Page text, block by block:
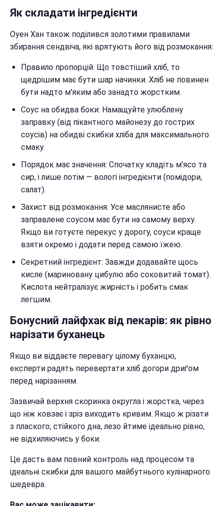
Як складати інгредієнти
Оуен Хан також поділився золотими правилами
збирання сендвіча, які врятують його від розмокання:
Правило пропорцій: Що товстіший хліб, то
щедрішим має бути шар начинки. Хліб не повинен
бути надто м'яким або занадто жорстким.
Соус на обидва боки: Намащуйте улюблену
заправку (від пікантного майонезу до гострих
соусів) на обидві скибки хліба для максимального
смаку.
Порядок має значення: Спочатку кладіть м'ясо та
сир, і лише потім — вологі інгредієнти (помідори,
салат).
Захист від розмокання: Усе маслянисте або
заправлене соусом має бути на самому верху.
Якщо ви готуєте перекус у дорогу, соуси краще
взяти окремо і додати перед самою їжею.
Секретний інгредієнт: Завжди додавайте щось
кисле (мариновану цибулю або соковитий томат).
Кислота нейтралізує жирність і робить смак
легшим.
Бонусний лайфхак від пекарів: як рівно
нарізати буханець
Якщо ви віддаєте перевагу цілому буханцю,
експерти радять перевертати хліб догори дриґом
перед нарізанням.
Зазвичай верхня скоринка округла і жорстка, через
що ніж ковзає і зріз виходить кривим. Якщо ж різати
з плаского, стійкого дна, лезо йтиме ідеально рівно,
не відхиляючись у боки.
Це дасть вам повний контроль над процесом та
ідеальні скибки для вашого майбутнього кулінарного
шедевра.